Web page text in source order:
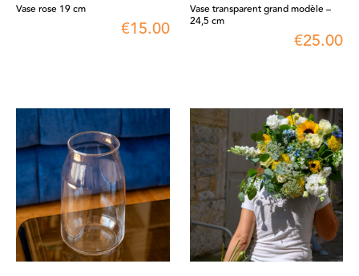
Vase rose 19 cm
€15.00
Vase transparent grand modèle –
24,5 cm
€25.00